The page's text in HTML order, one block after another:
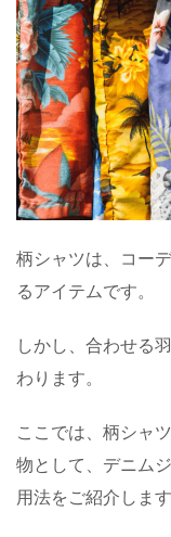
柄シャツは、コー
るアイテムです。
しかし、合わせる
わります。
ここでは、柄シャ
物として、デニム
用法をご紹介します